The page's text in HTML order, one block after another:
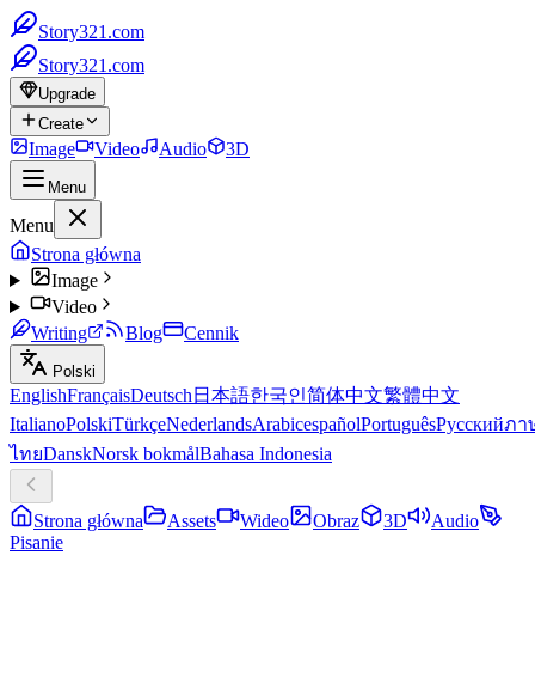
Story321.com
Story321.com
Upgrade
Create
Image Video Audio 3D
Menu
Menu
Strona główna
Image
Video
Writing
Blog Cennik
Polski
EnglishFrançaisDeutsch 日本語한국인简体中文繁體中文
ItalianoPolskiTürkçeNederlandsArabicespañolPortuguêsРусскийภา
ไทยDanskNorsk bokmålBahasa Indonesia
Strona główna Assets Wideo Obraz 3D
Audio
Pisanie